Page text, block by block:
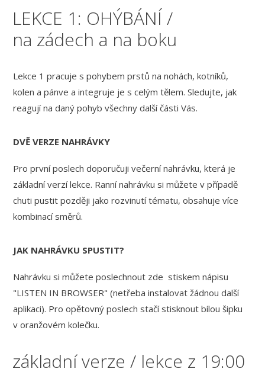
LEKCE 1: OHÝBÁNÍ /
na zádech a na boku
Lekce 1 pracuje s pohybem prstů na nohách, kotníků,
kolen a pánve a integruje je s celým tělem. Sledujte, jak
reagují na daný pohyb všechny další části Vás.
DVĚ VERZE NAHRÁVKY
Pro první poslech doporučuji večerní nahrávku, která je
základní verzí lekce. Ranní nahrávku si můžete v případě
chuti pustit později jako rozvinutí tématu, obsahuje více
kombinací směrů.
JAK NAHRÁVKU SPUSTIT?
Nahrávku si můžete poslechnout zde stiskem nápisu
"LISTEN IN BROWSER" (netřeba instalovat žádnou další
aplikaci). Pro opětovný poslech stačí stisknout bílou šipku
v oranžovém kolečku.
základní verze / lekce z 19:00